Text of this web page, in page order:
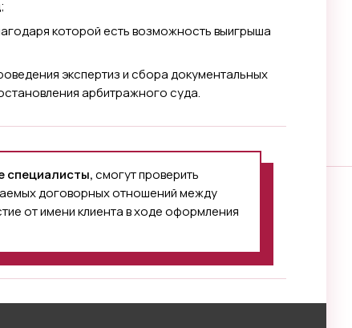
которой есть возможность выигрыша
экспертиз и сбора документальных
арбитражного суда.
специалисты,смогут проверить
договорных отношений между
от имени клиента в ходе оформления